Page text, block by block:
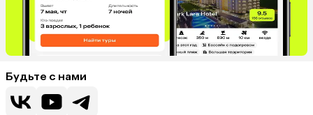
Будьте с нами